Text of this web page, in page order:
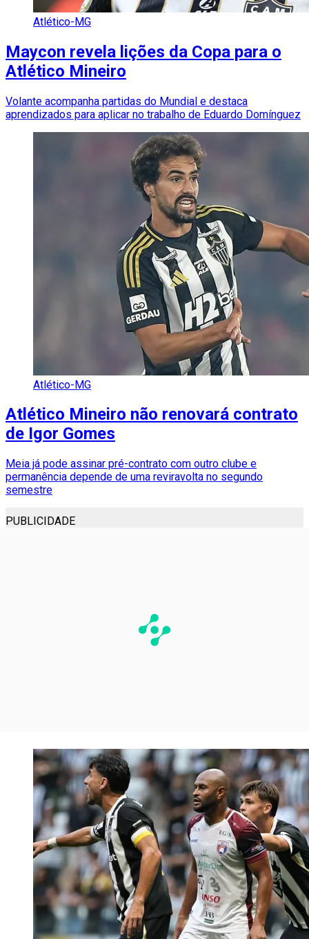
Atlético-MG
Maycon revela lições da Copa para o
Atlético Mineiro
Volante acompanha partidas do Mundial e destaca
aprendizados para aplicar no trabalho de Eduardo Domínguez
Atlético-MG
Atlético Mineiro não renovará contrato
de Igor Gomes
Meia já pode assinar pré-contrato com outro clube e
permanência depende de uma reviravolta no segundo
semestre
PUBLICIDADE